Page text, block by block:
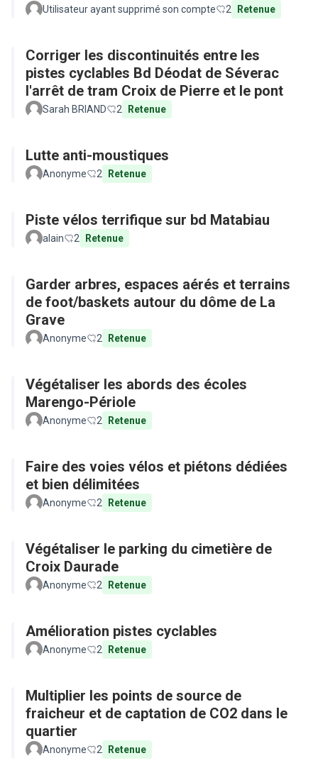
Utilisateur ayant supprimé son compte 2 Retenue
Corriger les discontinuités entre les
pistes cyclables Bd Déodat de Séverac
l'arrêt de tram Croix de Pierre et le pont
Sarah BRIAND 2 Retenue
Lutte anti-moustiques
Anonyme 2 Retenue
Piste vélos terrifique sur bd Matabiau
alain 2 Retenue
Garder arbres, espaces aérés et terrains
de foot/baskets autour du dôme de La
Grave
Anonyme 2 Retenue
Végétaliser les abords des écoles
Marengo-Périole
Anonyme 2 Retenue
Faire des voies vélos et piétons dédiées
et bien délimitées
Anonyme 2 Retenue
Végétaliser le parking du cimetière de
Croix Daurade
Anonyme 2 Retenue
Amélioration pistes cyclables
Anonyme 2 Retenue
Multiplier les points de source de
fraicheur et de captation de CO2 dans le
quartier
Anonyme 2 Retenue